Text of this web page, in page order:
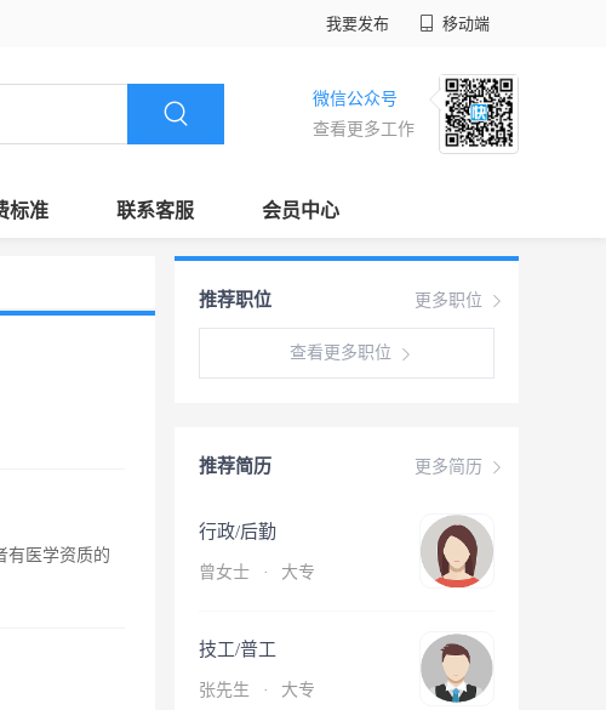
我要发布 移动端
微信公众号
查看更多工作
标准 联系客服 会员中心
有医学资质的
更多职位
推荐职位
查看更多职位
更多简历
推荐简历
行政/后勤
曾女士 · 大专
技工/普工
张先生 · 大专